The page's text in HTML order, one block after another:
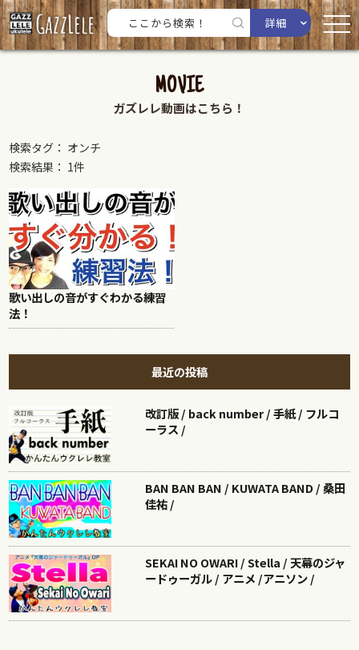
詳細
MOVIE
ガズレレ動画はこちら！
検索タグ： オンチ
検索結果： 1件
歌い出しの音がすぐわかる練習
法！
最近の投稿
改訂版 / back number / 手紙 / フルコ
ーラス /
BAN BAN BAN / KUWATA BAND / 桑田
佳祐 /
SEKAI NO OWARI / Stella / 天幕のジャ
ードゥーガル / アニメ /アニソン /